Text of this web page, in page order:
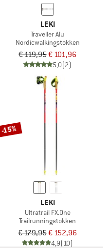
LEKI
Traveller Alu
Nordicwalkingstokken
€ 119,95€ 101,96
5,0(2)
-15%
LEKI
Ultratrail FX.One
Trailrunningstokken
€ 179,95€ 152,96
4,9(10)